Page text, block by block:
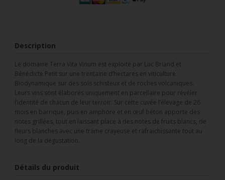
Description
Le domaine Terra Vita Vinum est exploité par Luc Briand et
Bénédicte Petit sur une trentaine d’hectares en viticulture
Biodynamique sur des sols schisteux et de roches volcaniques.
Leurs vins sont élaborés uniquement en parcellaire pour révéler
l’identité de chacun de leur terroir. Sur cette cuvée l’élevage de 26
mois en barrique, puis en amphore et en œuf béton apporte des
notes grillées, tout en laissant place à des notes de fruits blancs, de
fleurs blanches avec une trame crayeuse et rafraichissante tout au
long de la dégustation.
Détails du produit